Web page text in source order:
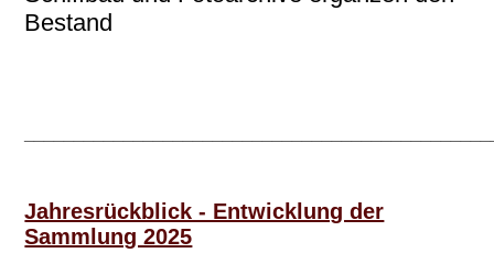
Bestand
Jahresrückblick - Entwicklung der
Sammlung 2025